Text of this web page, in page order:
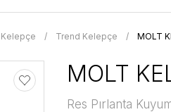
Kelepçe Trend Kelepçe MOLT
MOLT
Res Pırlanta